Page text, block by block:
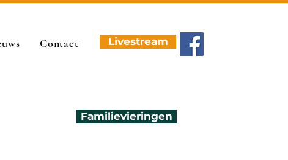
Contact Livestream
Familievieringen